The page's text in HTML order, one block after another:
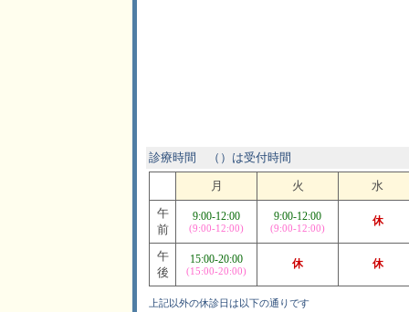
診療時間 （）は受付時間
月 火
水
午
前
9:00-12:00
(9:00-12:00)
9:00-12:00
(9:00-12:00)
休
午
後
15:00-20:00
(15:00-20:00)
休 休
上記以外の休診日は以下の通りです